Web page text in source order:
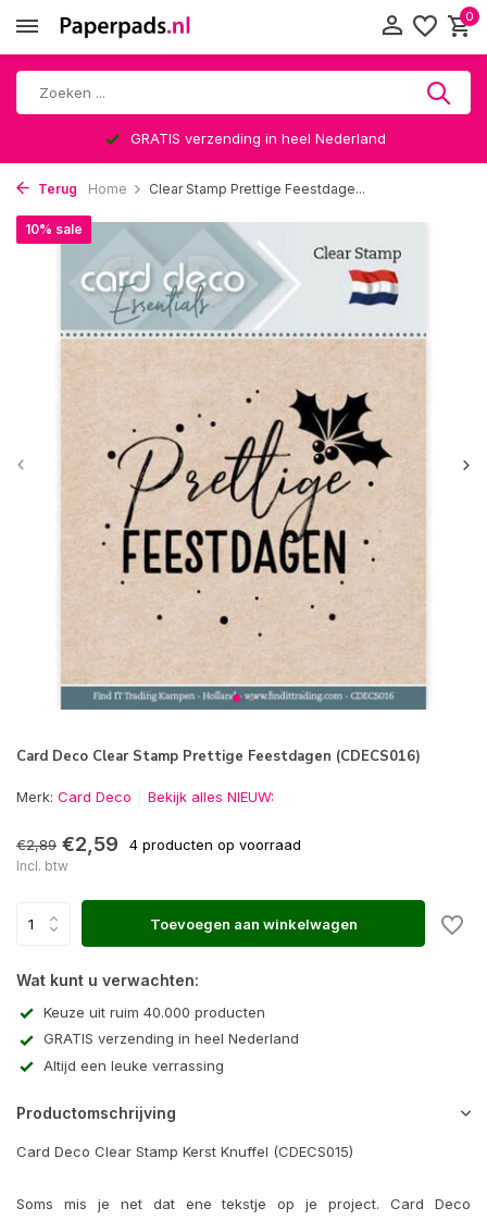
0
GRATIS verzending in heel Nederland
Terug Home Clear Stamp Prettige Feestdage...
Card Deco Clear Stamp Prettige Feestdagen (CDECS016)
10% sale
Merk: Card Deco Bekijk alles NIEUW:
€2,89 €2,59 4 producten op voorraad
Incl. btw
Toevoegen aan winkelwagen
Wat kunt u verwachten:
Keuze uit ruim 40.000 producten
GRATIS verzending in heel Nederland
Altijd een leuke verrassing
Productomschrijving
Card Deco Clear Stamp Kerst Knuffel (CDECS015)
Soms mis je net dat ene tekstje op je project. Card Deco